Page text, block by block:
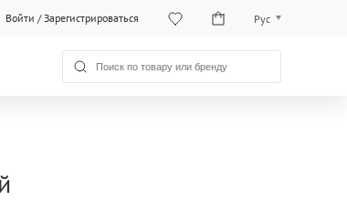
Войти /Зарегистрироваться Рус
Рус